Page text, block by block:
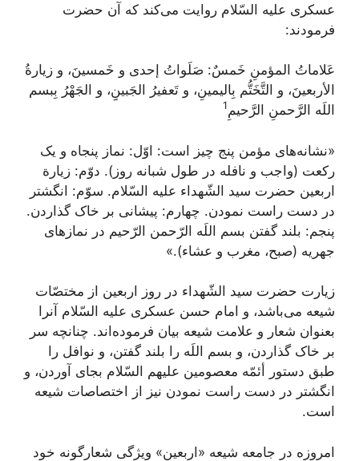
عسکری علیه السّلام روایت می‌کند که آن حضرت
فرمودند:
عَلاماتُ المؤمنِ خَمسٌ: صَلَواتُ إحدی و خَمسینَ، و زیارةُ‌
الأربعینَ، و التَّخَتُّم بِالیمینِ، و تَعفیرُ الجَبینِِ، و الجَهْرُ بِبسم
اللَه الرَّحمنِ الرَّحیمِ1
«نشانه‌های مؤمن پنج چیز است: اوّل: نماز پنجاه و یک
رکعت (واجب و نافله در طول شبانه روز). دوّم: زیارة
اربعین حضرت سید الشّهداء علیه السّلام. سوّم: انگشتر
در دست راست نمودن. چهارم: پیشانی بر خاک گذاردن.
پنجم: بلند گفتن بسم‌ اللَه ‌الرّحمن الرّحیم در نمازهای
جهریه (صبح، مغرب و عشاء).»
زیارت حضرت سید الشّهداء در روز اربعین از مختصّات
شیعه می‌باشد، و امام حسن عسکری علیه السّلام آنرا
بعنوان شعار و علامت شیعه بیان فرموده‌اند. چنانچه سر
بر خاک گذاردن، و بسم اللَه را بلند گفتن، و نوافل را
طبق دستور أئمّه معصومین علیهم السّلام بجای آوردن، و
انگشتر در دست راست نمودن نیز از اختصاصات شیعه
است.
امروزه در جامعه شیعه «اربعین» ویژگی شعارگونه خود